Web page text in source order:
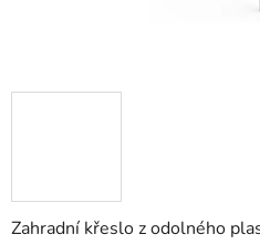
Zahradní křeslo z odolného